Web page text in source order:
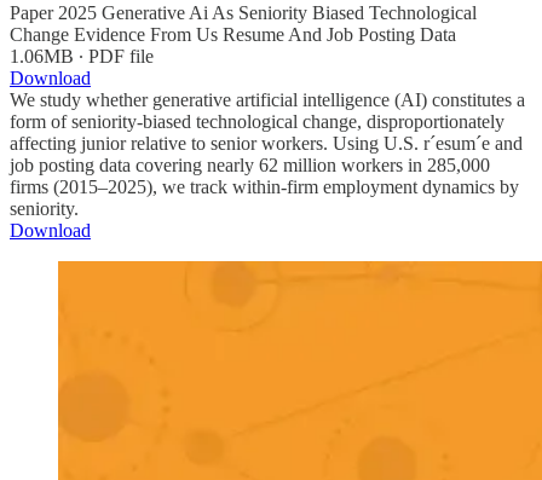
Paper 2025 Generative Ai As Seniority Biased Technological
Change Evidence From Us Resume And Job Posting Data
1.06MB ∙ PDF file
Download
We study whether generative artificial intelligence (AI) constitutes a
form of seniority-biased technological change, disproportionately
affecting junior relative to senior workers. Using U.S. r´esum´e and
job posting data covering nearly 62 million workers in 285,000
firms (2015–2025), we track within-firm employment dynamics by
seniority.
Download